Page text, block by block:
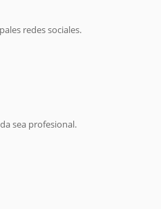
redes sociales.
sea profesional.